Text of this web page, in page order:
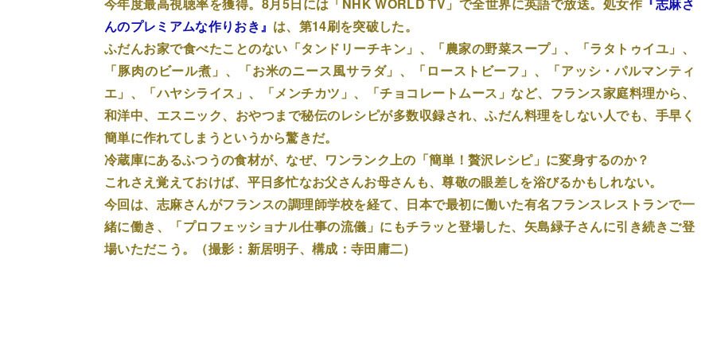
んのプレミアムな作りおき』 は、第14刷を突破した。
ふだんお家で食べたことのない「タンドリーチキン」、「農家の野菜スープ」、「ラタトゥイユ」、
「豚肉のビール煮」、「お米のニース風サラダ」、「ローストビーフ」、「アッシ・パルマンティ
エ」、「ハヤシライス」、「メンチカツ」、「チョコレートムース」など、フランス家庭料理から、
和洋中、エスニック、おやつまで秘伝のレシピが多数収録され、ふだん料理をしない人でも、手早く
簡単に作れてしまうというから驚きだ。
冷蔵庫にあるふつうの食材が、なぜ、ワンランク上の「簡単！贅沢レシピ」に変身するのか？
これさえ覚えておけば、平日多忙なお父さんお母さんも、尊敬の眼差しを浴びるかもしれない。
今回は、志麻さんがフランスの調理師学校を経て、日本で最初に働いた有名フランスレストランで一
緒に働き、「プロフェッショナル仕事の流儀」にもチラッと登場した、矢島緑子さんに引き続きご登
場いただこう。（撮影：新居明子、構成：寺田庸二）